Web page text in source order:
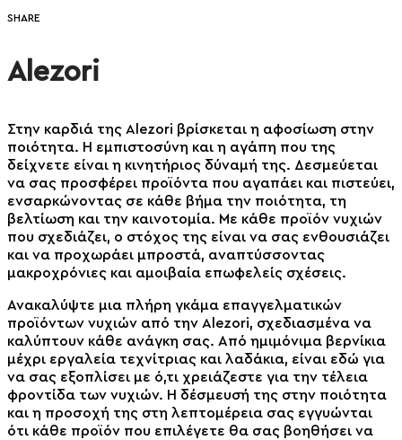
SHARE
Alezori
Στην καρδιά της Alezori βρίσκεται η αφοσίωση στην
ποιότητα. Η εμπιστοσύνη και η αγάπη που της
δείχνετε είναι η κινητήριος δύναμή της. Δεσμεύεται
να σας προσφέρει προϊόντα που αγαπάει και πιστεύει,
ενσαρκώνοντας σε κάθε βήμα την ποιότητα, τη
βελτίωση και την καινοτομία. Με κάθε προϊόν νυχιών
που σχεδιάζει, ο στόχος της είναι να σας ενθουσιάζει
και να προχωράει μπροστά, αναπτύσσοντας
μακροχρόνιες και αμοιβαία επωφελείς σχέσεις.
Ανακαλύψτε μια πλήρη γκάμα επαγγελματικών
προϊόντων νυχιών από την Alezori, σχεδιασμένα να
καλύπτουν κάθε ανάγκη σας. Από ημιμόνιμα βερνίκια
μέχρι εργαλεία τεχνίτριας και λαδάκια, είναι εδώ για
να σας εξοπλίσει με ό,τι χρειάζεστε για την τέλεια
φροντίδα των νυχιών. Η δέσμευσή της στην ποιότητα
και η προσοχή της στη λεπτομέρεια σας εγγυώνται
ότι κάθε προϊόν που επιλέγετε θα σας βοηθήσει να